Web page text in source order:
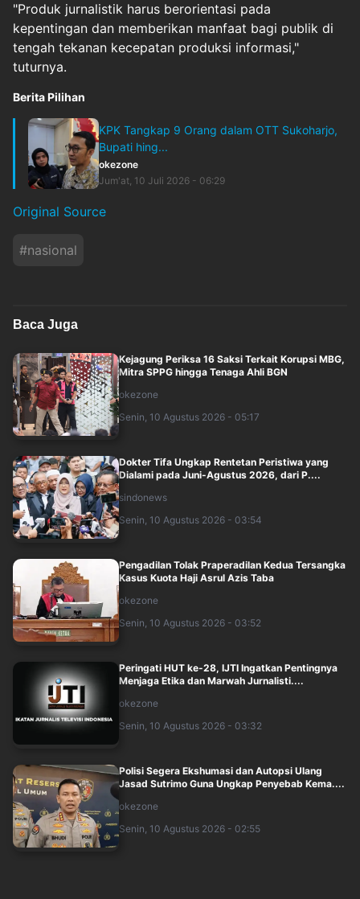
"Produk jurnalistik harus berorientasi pada
kepentingan dan memberikan manfaat bagi publik di
tengah tekanan kecepatan produksi informasi,"
tuturnya.
Berita Pilihan
KPK Tangkap 9 Orang dalam OTT Sukoharjo,
Bupati hing...
okezone
Jum'at, 10 Juli 2026 - 06:29
Original Source
#nasional
Baca Juga
Kejagung Periksa 16 Saksi Terkait Korupsi MBG,
Mitra SPPG hingga Tenaga Ahli BGN
okezone
Senin, 10 Agustus 2026 - 05:17
Dokter Tifa Ungkap Rentetan Peristiwa yang
Dialami pada Juni-Agustus 2026, dari P....
sindonews
Senin, 10 Agustus 2026 - 03:54
Pengadilan Tolak Praperadilan Kedua Tersangka
Kasus Kuota Haji Asrul Azis Taba
okezone
Senin, 10 Agustus 2026 - 03:52
Peringati HUT ke-28, IJTI Ingatkan Pentingnya
Menjaga Etika dan Marwah Jurnalisti....
okezone
Senin, 10 Agustus 2026 - 03:32
Polisi Segera Ekshumasi dan Autopsi Ulang
Jasad Sutrimo Guna Ungkap Penyebab Kema....
okezone
Senin, 10 Agustus 2026 - 02:55